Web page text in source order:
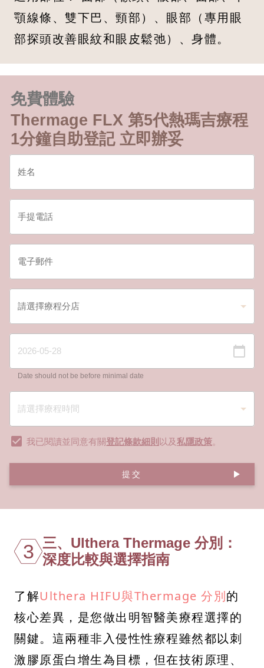
顎線條、雙下巴、頸部）、眼部（專用眼
部探頭改善眼紋和眼皮鬆弛）、身體。
免費體驗
Thermage FLX 第5代熱瑪吉療程
1分鐘自助登記 立即辦妥
Date should not be before minimal date
我已閱讀並同意有關登記條款細則 以及私隱政策。
提交
3 三、Ulthera Thermage 分別：
深度比較與選擇指南
了解Ulthera HIFU與Thermage 分別的
核心差異，是您做出明智醫美療程選擇的
關鍵。這兩種非入侵性性療程雖然都以刺
激膠原蛋白增生為目標，但在技術原理、